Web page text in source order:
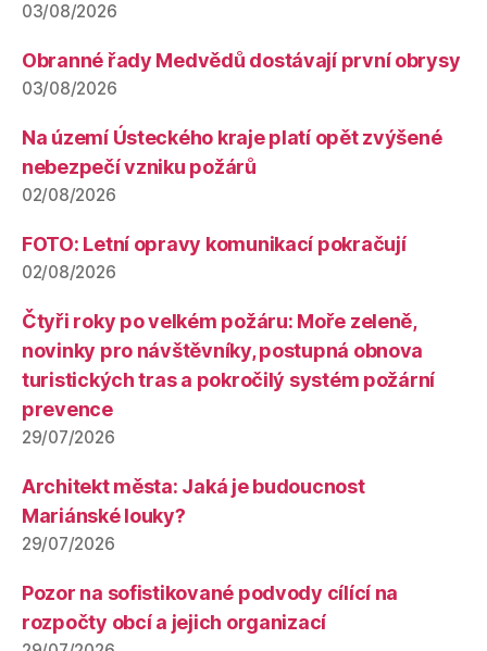
03/08/2026
Obranné řady Medvědů dostávají první obrysy
03/08/2026
Na území Ústeckého kraje platí opět zvýšené
nebezpečí vzniku požárů
02/08/2026
FOTO: Letní opravy komunikací pokračují
02/08/2026
Čtyři roky po velkém požáru: Moře zeleně,
novinky pro návštěvníky, postupná obnova
turistických tras a pokročilý systém požární
prevence
29/07/2026
Architekt města: Jaká je budoucnost
Mariánské louky?
29/07/2026
Pozor na sofistikované podvody cílící na
rozpočty obcí a jejich organizací